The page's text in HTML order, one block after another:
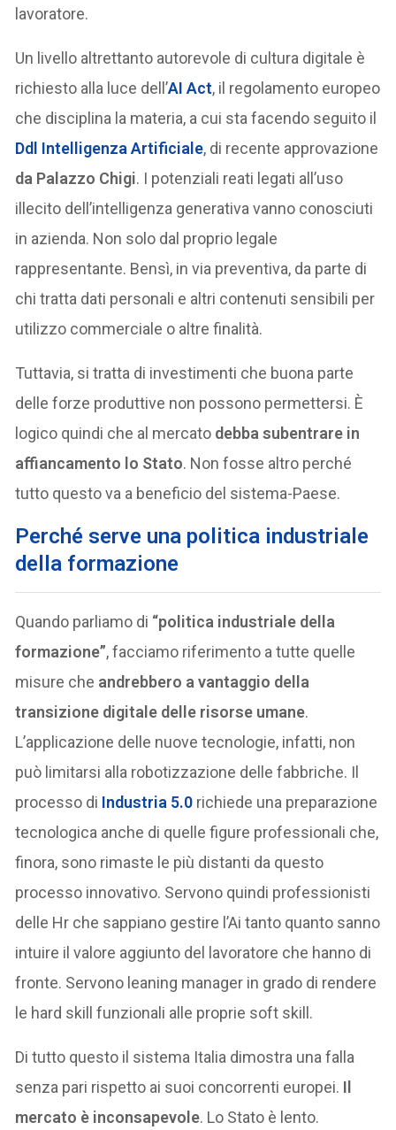
lavoratore.
Un livello altrettanto autorevole di cultura digitale è
richiesto alla luce dell’AI Act, il regolamento europeo
che disciplina la materia, a cui sta facendo seguito il
Ddl Intelligenza Artificiale, di recente approvazione
da Palazzo Chigi. I potenziali reati legati all’uso
illecito dell’intelligenza generativa vanno conosciuti
in azienda. Non solo dal proprio legale
rappresentante. Bensì, in via preventiva, da parte di
chi tratta dati personali e altri contenuti sensibili per
utilizzo commerciale o altre finalità.
Tuttavia, si tratta di investimenti che buona parte
delle forze produttive non possono permettersi. È
logico quindi che al mercato debba subentrare in
affiancamento lo Stato. Non fosse altro perché
tutto questo va a beneficio del sistema-Paese.
Perché serve una politica industriale
della formazione
Quando parliamo di “politica industriale della
formazione”, facciamo riferimento a tutte quelle
misure che andrebbero a vantaggio della
transizione digitale delle risorse umane.
L’applicazione delle nuove tecnologie, infatti, non
può limitarsi alla robotizzazione delle fabbriche. Il
processo di Industria 5.0 richiede una preparazione
tecnologica anche di quelle figure professionali che,
finora, sono rimaste le più distanti da questo
processo innovativo. Servono quindi professionisti
delle Hr che sappiano gestire l’Ai tanto quanto sanno
intuire il valore aggiunto del lavoratore che hanno di
fronte. Servono leaning manager in grado di rendere
le hard skill funzionali alle proprie soft skill.
Di tutto questo il sistema Italia dimostra una falla
senza pari rispetto ai suoi concorrenti europei. Il
mercato è inconsapevole. Lo Stato è lento.